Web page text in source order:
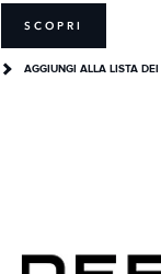
SCOPRI
AGGIUNGI ALLA LISTA DEI